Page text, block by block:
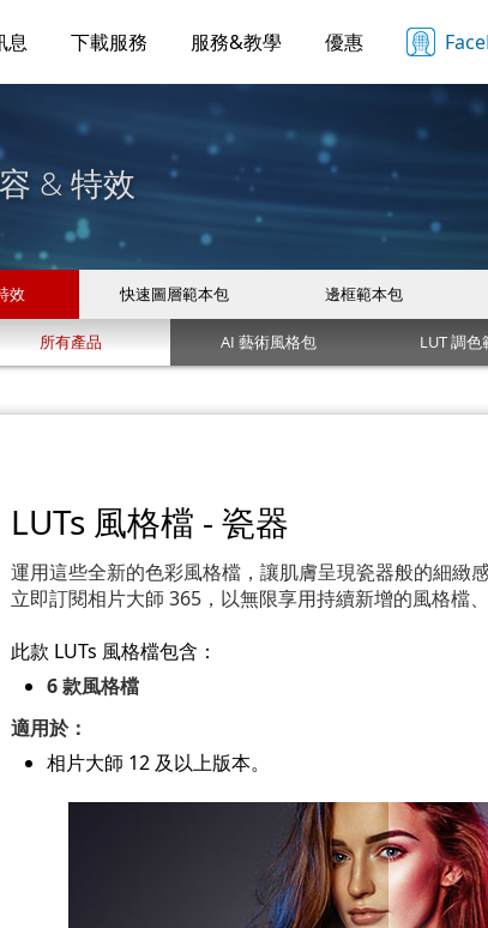
息 下載服務 服務&教學 優惠
& 特效
效 快速圖層範本包 邊框範本包
所有產品 AI 藝術風格包 LUT 調色
LUTs 風格檔 - 瓷器
運用這些全新的色彩風格檔，讓肌膚呈現瓷器般的細緻感
立即訂閱相片大師 365，以無限享用持續新增的風格檔
此款 LUTs 風格檔包含：
6 款風格檔
適用於：
相片大師 12 及以上版本。